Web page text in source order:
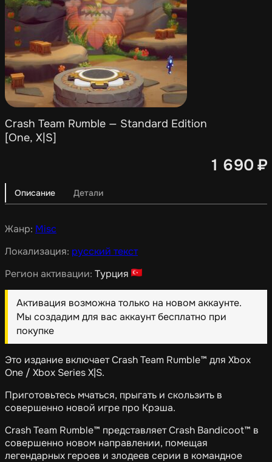
Crash Team Rumble — Standard Edition
[One, X|S]
1 690 ₽
Описание Детали
Жанр: Misc
Локализация: русский текст
Регион активации: Турция
Активация возможна только на новом аккаунте.
Мы создадим для вас аккаунт бесплатно при
покупке
Это издание включает Crash Team Rumble™ для Xbox
One / Xbox Series X|S.
Приготовьтесь мчаться, прыгать и скользить в
совершенно новой игре про Крэша.
Crash Team Rumble™ представляет Crash Bandicoot™ в
совершенно новом направлении, помещая
легендарных героев и злодеев серии в командное